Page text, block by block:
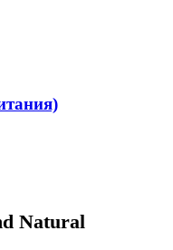
Natural